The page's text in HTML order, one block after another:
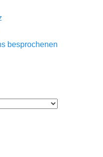
besprochenen